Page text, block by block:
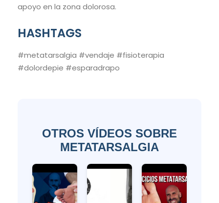
apoyo en la zona dolorosa.
HASHTAGS
#metatarsalgia #vendaje #fisioterapia
#dolordepie #esparadrapo
OTROS VÍDEOS SOBRE
METATARSALGIA